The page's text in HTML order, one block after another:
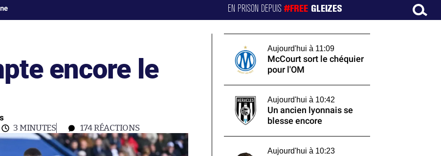
EN PRISON DEPUIS#FREE GLEIZES
encore le
3 MINUTES 174RÉACTIONS
Aujourd'hui à 11:09
McCourt sort le chéquier
pour l'OM
Aujourd'hui à 10:42
Un ancien lyonnais se
blesse encore
Aujourd'hui à 10:23